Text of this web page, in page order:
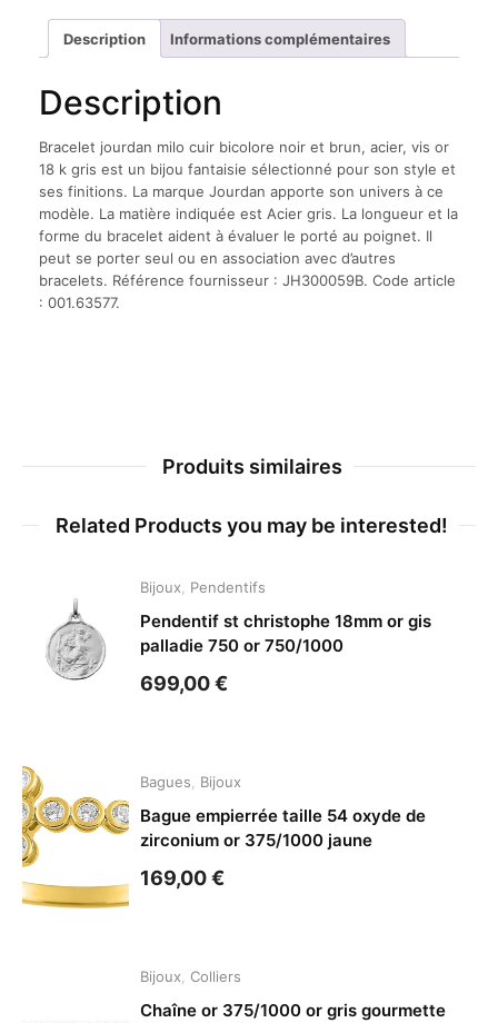
noir
et
acier,
or
18
k
gris
Description Informations complémentaires
Description
Bracelet jourdan milo cuir bicolore noir et brun, acier, vis or
18 k gris est un bijou fantaisie sélectionné pour son style et
ses finitions. La marque Jourdan apporte son univers à ce
modèle. La matière indiquée est Acier gris. La longueur et la
forme du bracelet aident à évaluer le porté au poignet. Il
peut se porter seul ou en association avec d’autres
bracelets. Référence fournisseur : JH300059B. Code article
: 001.63577.
Produits similaires
Related Products you may be interested!
Bijoux Pendentifs
Pendentif st christophe 18mm or gis
palladie 750 or 750/1000
699,00€
Bagues Bijoux
Bague empierrée taille 54 oxyde de
zirconium or 375/1000 jaune
169,00€
Bijoux Colliers
Chaîne or 375/1000 or gris gourmette